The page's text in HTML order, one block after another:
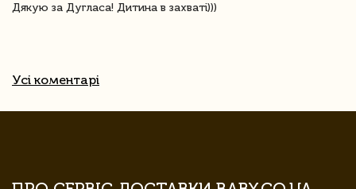
Дякую за Дугласа! Дитина в захваті)))
Усі коментарі